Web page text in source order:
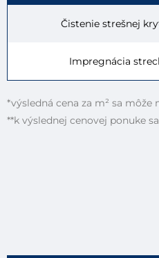
Čistenie strešnej
Impregnácia
*výsledná cena za m² sa
**k výslednej cenovej ponuke